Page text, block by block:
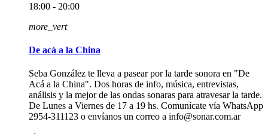
18:00 - 20:00
more_vert
De acá a la China
Seba González te lleva a pasear por la tarde sonora en "De
Acá a la China". Dos horas de info, música, entrevistas,
análisis y la mejor de las ondas sonaras para atravesar la tarde.
De Lunes a Viernes de 17 a 19 hs. Comunícate vía WhatsApp
2954-311123 o envíanos un correo a info@sonar.com.ar